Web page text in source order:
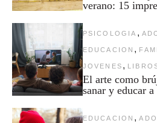
verano: 15
PSICOLOGIA ,
EDUCACION ,
JOVENES ,
El arte como
sanar y educar
EDUCACION ,